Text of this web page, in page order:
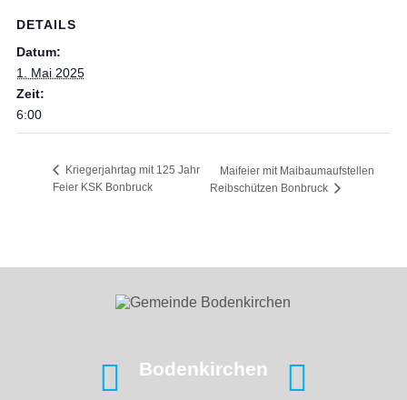
DETAILS
Datum:
1. Mai 2025
Zeit:
6:00
Kriegerjahrtag mit 125 Jahr
Feier KSK Bonbruck
Maifeier mit Maibaumaufstellen
Reibschützen Bonbruck
Bodenkirchen